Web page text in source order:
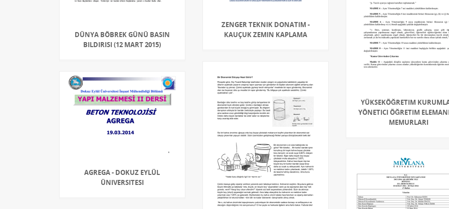
ZENGER TEKNIK DONATIM -
KAUÇUK ZEMIN KAPLAMA
DÜNYA BÖBREK GÜNÜ BASIN
BILDIRISI (12 MART 2015)
YÜKSEKÖĞRETIM
YÖNETICI ÖĞRETIM
MEMURLARI
AGREGA - DOKUZ EYLÜL
ÜNIVERSITESI